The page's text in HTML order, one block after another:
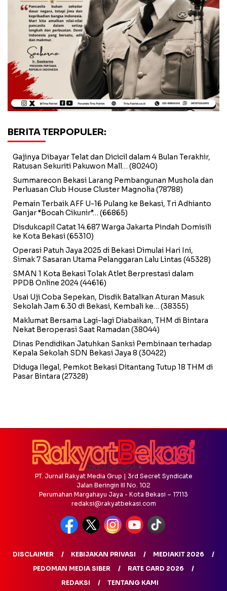
BERITA TERPOPULER:
Gajinya Dibayar Telat dan Dicicil dalam 4 Bulan Terakhir,
Ratusan Sekuriti Pakuwon Mall… (80240)
Summarecon Bekasi Larang Pembangunan Mushola dan
Perluasan Club House Cluster Magnolia (78788)
Pemain Terbaik AFF U-16 Pulang ke Bekasi, Tri Adhianto
Ganjar “Bocah Cikunir”… (66865)
Disdukcapil Catat 14.687 Warga Jakarta Pindah Domisili
ke Kota Bekasi(65310)
Operasi Patuh Jaya 2025 di Bekasi Dimulai Hari Ini,
Simak 7 Sasaran Utama Pelanggaran Lalu Lintas (45328)
SMAN 1 Kota Bekasi Tolak Atlet Berprestasi dalam
PPDB Online 2024(44616)
Usai Uji Coba Sepekan, Disdik Batalkan Aturan Masuk
Sekolah Jam 6.30 di Bekasi, Kembali ke… (38355)
Maklumat Bersama Lagi-lagi Diabaikan, THM di Bintara
Nekat Beroperasi Saat Ramadan (38044)
Dinas Pendidikan Jatuhkan Sanksi Pembinaan terhadap
Kepala Sekolah SDN Bekasi Jaya 8 (30422)
Diduga Ilegal, Pemkot Bekasi Ditantang Tutup 18 THM di
Pasar Bintara (27328)
PT. Jurnal Rakyat Media Grup | 3rd Secret Syndicate
Jalan Beringin III No. 102
Perumahan Margahayu Jaya - Kota Bekasi – 17113
redaksi@rakyatbekasi.com
DISCLAIMER KEBIJAKAN PRIVASI
MEDIAKIT 2026
PEDOMAN MEDIA SIBER
RATE CARD 2026
REDAKSI
TENTANG KAMI